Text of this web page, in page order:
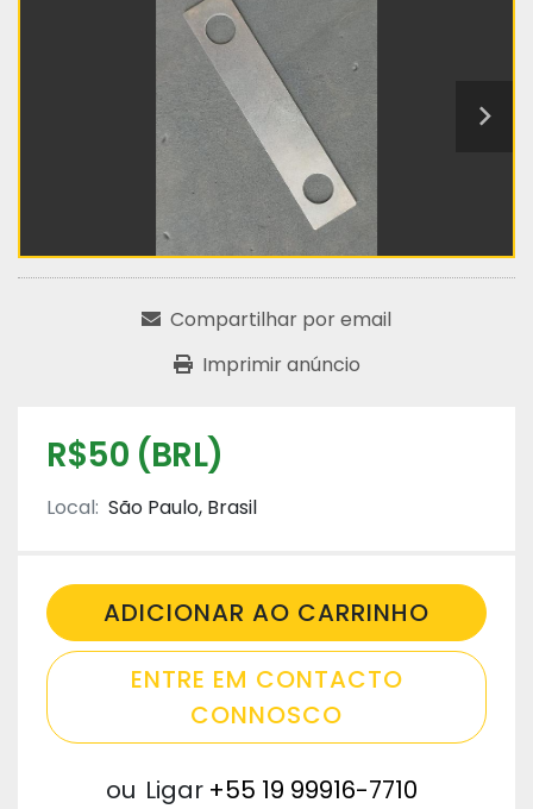
Compartilhar por email
Imprimir anúncio
R$50 (BRL)
Local: São Paulo, Brasil
ADICIONAR AO CARRINHO
ENTRE EM CONTACTO
CONNOSCO
ou Ligar +55 19 99916-7710